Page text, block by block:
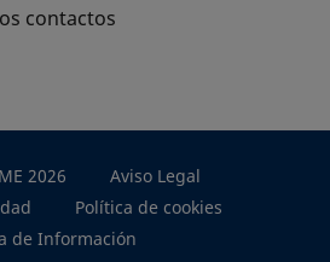
contactos
2026
Aviso Legal
Política de cookies
de Información